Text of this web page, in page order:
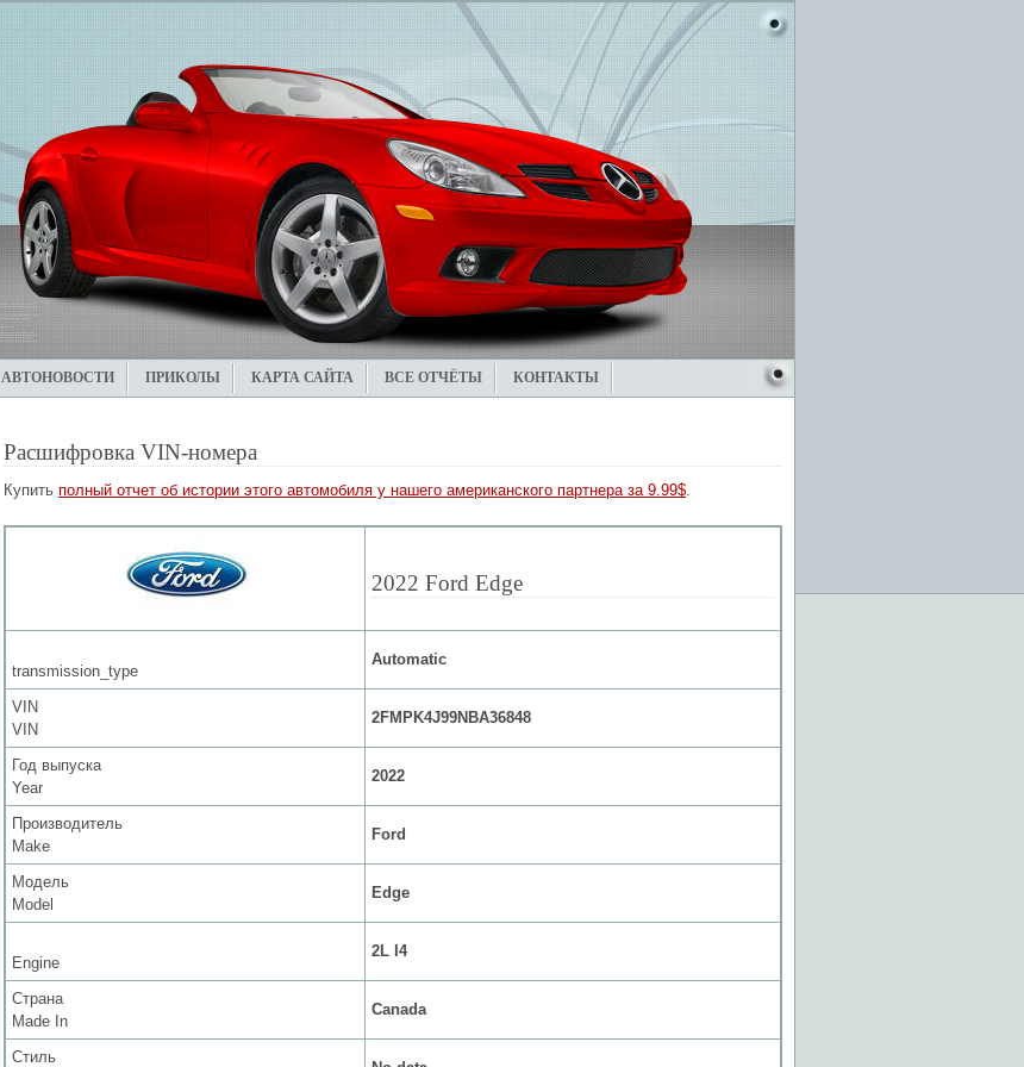
АВТОНОВОСТИ ПРИКОЛЫ КАРТА САЙТА ВСЕ ОТЧЁТЫ КОНТАКТЫ
Расшифровка VIN-номера
Купить полный отчет об истории этого автомобиля у нашего американского партнера за 9.99$.
2022 Ford Edge
transmission_type
Automatic
VIN
VIN
2FMPK4J99NBA36848
Год выпуска
Year
2022
Производитель
Make
Ford
Модель
Model
Edge
Engine
2L I4
Страна
Made In
Canada
Стиль